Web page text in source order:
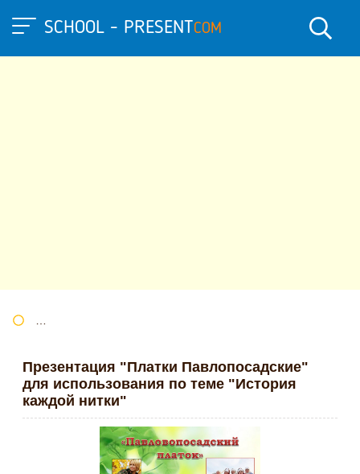
SCHOOL - PRESENTCOM
Презентация "Платки Павлопосадские"
для использования по теме "История
каждой нитки"